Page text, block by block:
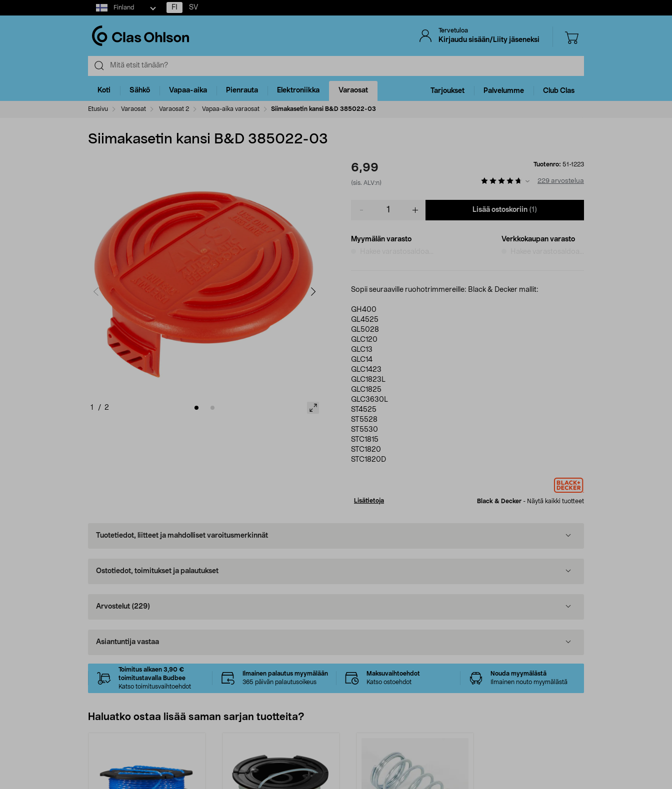
Select
market
Finland FI SV
Tervetuloa
Kirjaudu sisään/Liity jäseneksi
Koti Sähkö Vapaa-aika Pienrauta Elektroniikka Varaosat Tarjoukset Palvelumme Club Clas
Etusivu Varaosat Varaosat 2 Vapaa-aika varaosat Siimakasetin kansi B&D 385022-03
Siimakasetin kansi B&D 385022-03
1 / 2
6,99
(sis. ALV:n)
Tuotenro: 51-1223
229 arvostelua
Lisää ostoskoriin (1)
Myymälän varasto
Verkkokaupan varasto
Sopii seuraaville ruohotrimmereille: Black & Decker mallit:
GH400
GL4525
GL5028
GLC120
GLC13
GLC14
GLC1423
GLC1823L
GLC1825
GLC3630L
ST4525
ST5528
ST5530
STC1815
STC1820
STC1820D
Lisätietoja Black & Decker - Näytä kaikki tuotteet
Tuotetiedot, liitteet ja mahdolliset varoitusmerkinnät
Ostotiedot, toimitukset ja palautukset
Arvostelut (229)
Asiantuntija vastaa
Toimitus alkaen 3,90 €
toimitustavalla Budbee
Katso toimitusvaihtoehdot
Ilmainen palautus myymälään
365 päivän palautusoikeus
Maksuvaihtoehdot
Katso ostoehdot
Nouda myymälästä
Ilmainen nouto myymälästä
Haluatko ostaa lisää saman sarjan tuotteita?